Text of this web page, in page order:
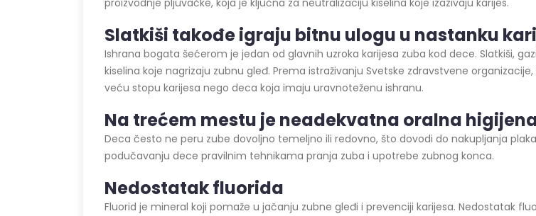
proizvodnje pljuvačke, koja je ključna za neutralizaciju kiselina koje izazivaju karijes.
Slatkiši takođe igraju bitnu ulogu u nastanku
Ishrana bogata šećerom je jedan od glavnih uzroka karijesa zuba kod dece. Slatkiši,
kiselina koje nagrizaju zubnu gleđ. Prema istraživanju Svetske zdravstvene
veću stopu karijesa nego deca koja imaju uravnoteženu ishranu.
Na trećem mestu je neadekvatna oralna
Deca često ne peru zube dovoljno temeljno ili redovno, što dovodi do nakupljanja
podučavanju dece pravilnim tehnikama pranja zuba i upotrebe zubnog konca.
Nedostatak fluorida
Fluorid je mineral koji pomaže u jačanju zubne gleđi i prevenciji karijesa. Nedostatak